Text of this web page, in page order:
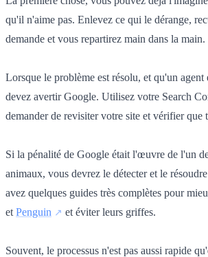
qu'il n'aime pas. Enlevez ce qui le dérange,
demande et vous repartirez main dans la main.
Lorsque le problème est résolu, et qu'un agent
devez avertir Google. Utilisez votre Search
demander de revisiter votre site et vérifier que
Si la pénalité de Google était l'œuvre de l'un
animaux, vous devrez le détecter et le
avez quelques guides très complètes pour
et Penguin et éviter leurs griffes.
Souvent, le processus n'est pas aussi rapide